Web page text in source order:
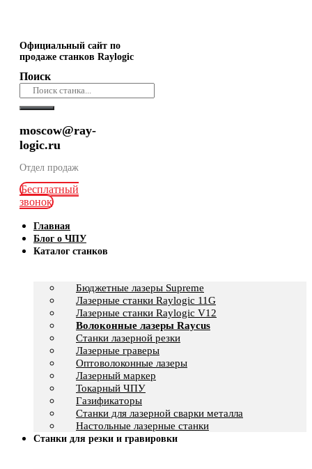
Официальный сайт по
продаже станков Raylogic
Поиск
moscow@ray-
logic.ru
Отдел продаж
Бесплатный
звонок
Главная
Блог о ЧПУ
Каталог станков
Бюджетные лазеры Supreme
Лазерные станки Raylogic 11G
Лазерные станки Raylogic V12
Волоконные лазеры Raycus
Станки лазерной резки
Лазерные граверы
Оптоволоконные лазеры
Лазерный маркер
Токарный ЧПУ
Газификаторы
Cтанки для лазерной сварки металла
Настольные лазерные станки
Станки для резки и гравировки